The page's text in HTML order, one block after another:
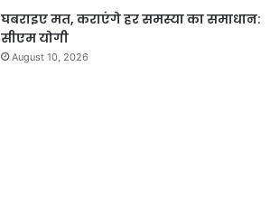
घबराइए मत, कराएंगे हर समस्या का समाधान:
सीएम योगी
August 10, 2026